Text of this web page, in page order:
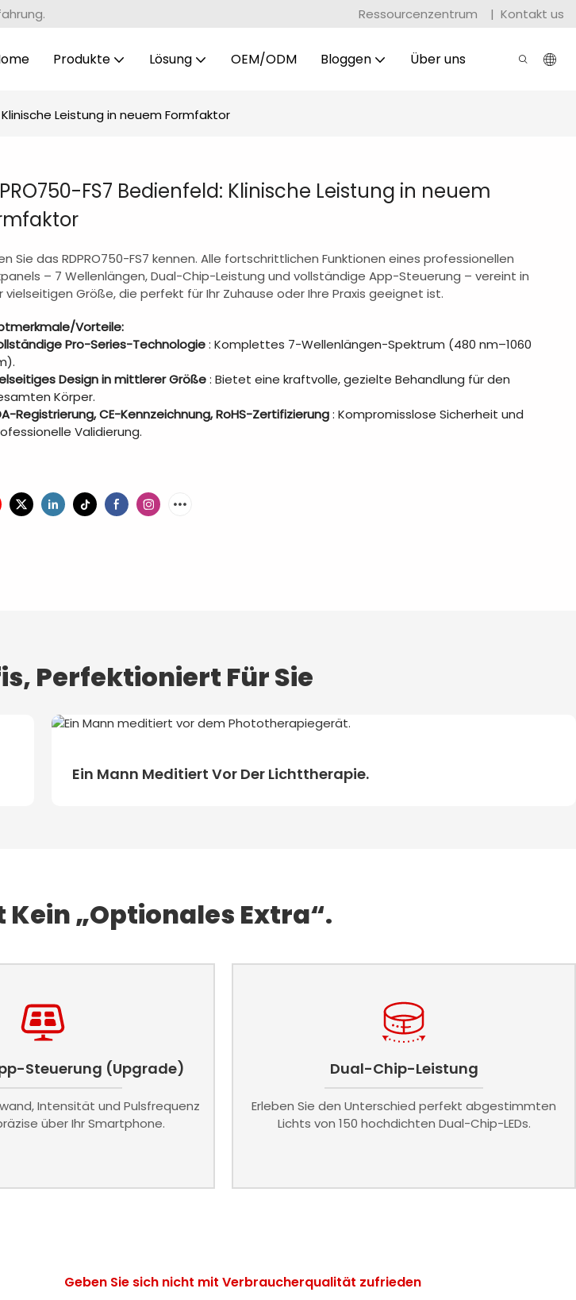
Ressourcenzentrum | Kontakt us
Produkte Lösung OEM/ODM Bloggen Über uns
Klinische Leistung in neuem Formfaktor
FS7 Bedienfeld: Klinische Leistung in neuem
Sie das RDPRO750-FS7 kennen. Alle fortschrittlichen Funktionen eines professionellen
– 7 Wellenlängen, Dual-Chip-Leistung und vollständige App-Steuerung – vereint in
vielseitigen Größe, die perfekt für Ihr Zuhause oder Ihre Praxis geeignet ist.
Vorteile:
Pro-Series-Technologie: Komplettes 7-Wellenlängen-Spektrum (480 nm–1060
Design in mittlerer Größe: Bietet eine kraftvolle, gezielte Behandlung für den
Körper.
Registrierung, CE-Kennzeichnung, RoHS-Zertifizierung: Kompromisslose Sicherheit und
Validierung.
Perfektioniert Für Sie
Ein Mann Meditiert Vor Der Lichttherapie.
„optionales Extra“.
Steuerung (Upgrade)
Intensität und Pulsfrequenz
über Ihr Smartphone.
Dual-Chip-Leistung
Erleben Sie den Unterschied perfekt abgestimmten
Lichts von 150 hochdichten Dual-Chip-LEDs.
Geben Sie sich nicht mit Verbraucherqualität zufrieden